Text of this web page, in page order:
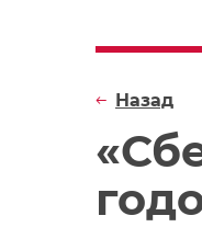
Назад